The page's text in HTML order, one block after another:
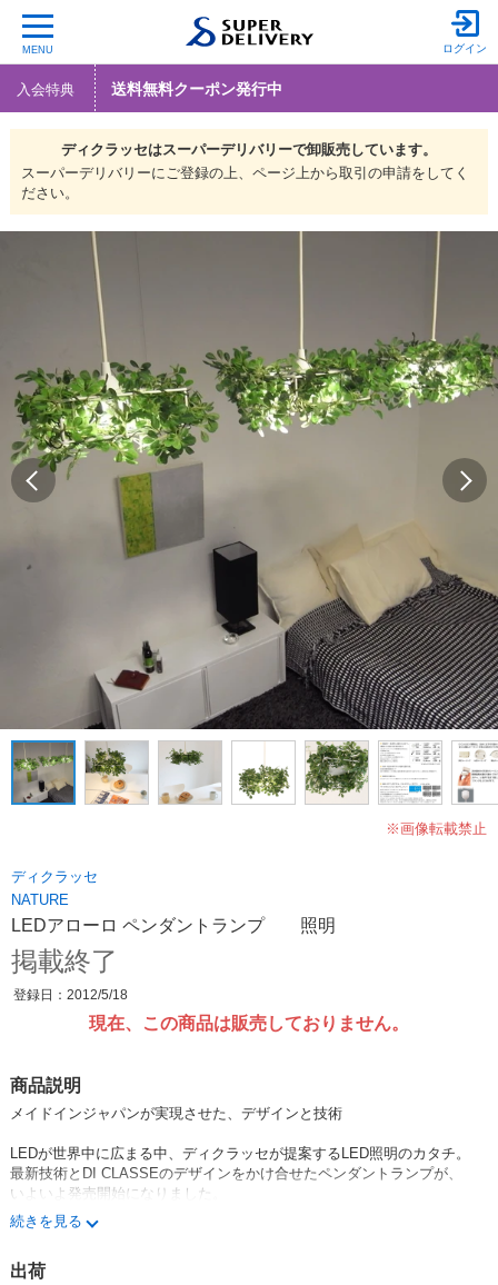
MENU ログイン
入会特典 送料無料クーポン発行中
ディクラッセはスーパーデリバリーで卸販売しています。
スーパーデリバリーにご登録の上、ページ上から取引の申請をしてく
ださい。
※画像転載禁止
ディクラッセ
NATURE
LEDアローロ ペンダントランプ 照明
掲載終了
登録日：2012/5/18
現在、この商品は販売しておりません。
商品説明
メイドインジャパンが実現させた、デザインと技術
LEDが世界中に広まる中、ディクラッセが提案するLED照明のカタチ。
最新技術とDI CLASSEのデザインをかけ合せたペンダントランプが、
いよいよ発売開始になりました。
ディクラッセの照明のなかでも
自然光に近い、あたたかかみあるLED照明を採用。
続きを見る
出荷